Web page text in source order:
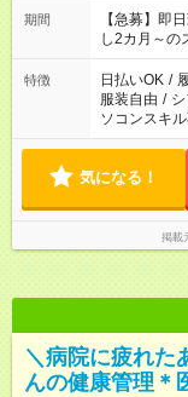
期間
【急募】即
し2カ月～の
特徴 日払いOK /
服装自由 /
ソコンスキ
気になる！
掲載
＼病院に疲れた
んの健康管理＊